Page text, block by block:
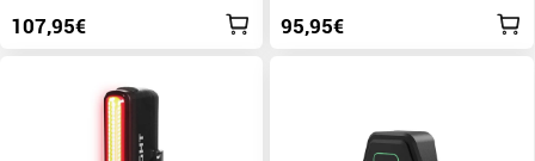
107,95€ 95,95€